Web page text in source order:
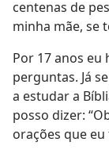
centenas de
minha mãe, se
Por 17 anos eu
perguntas. Já
a estudar a
posso dizer:
orações que